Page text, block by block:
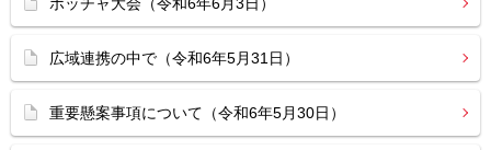
広域連携の中で（令和6年5月31日）
重要懸案事項について（令和6年5月30日）